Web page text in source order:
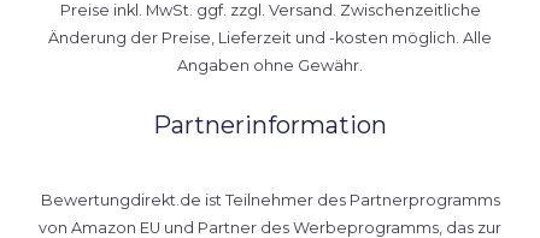
Preise inkl. MwSt. ggf. zzgl. Versand. Zwischenzeitliche
Änderung der Preise, Lieferzeit und -kosten möglich. Alle
Angaben ohne Gewähr.
Partnerinformation
Bewertungdirekt.de ist Teilnehmer des Partnerprogramms
von Amazon EU und Partner des Werbeprogramms, das zur